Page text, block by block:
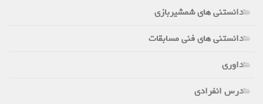
دانستنی های شمشیربازی
دانستنی های فنی مسابقات
داوری
درس انفرادی